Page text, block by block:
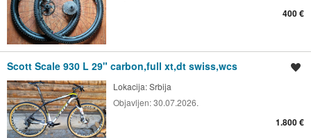
400 €
Scott Scale 930 L 29" carbon,full xt,dt swiss,wcs
Lokacija:Srbija
Objavljen:30.07.2026.
1.800 €